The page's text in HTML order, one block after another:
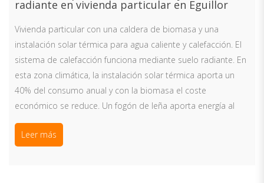
radiante en vivienda particular en Eguillor
Vivienda particular con una caldera de biomasa y una
instalación solar térmica para agua caliente y calefacción. El
sistema de calefacción funciona mediante suelo radiante. En
esta zona climática, la instalación solar térmica aporta un
40% del consumo anual y con la biomasa el coste
económico se reduce. Un fogón de leña aporta energía al
Leer más